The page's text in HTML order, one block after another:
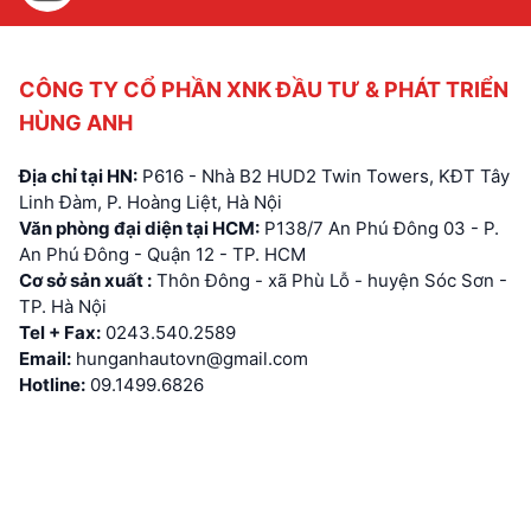
CÔNG TY CỔ PHẦN XNK ĐẦU TƯ & PHÁT TRIỂN
HÙNG ANH
Địa chỉ tại HN: P616 - Nhà B2 HUD2 Twin Towers, KĐT Tây
Linh Đàm, P. Hoàng Liệt, Hà Nội
Văn phòng đại diện tại HCM: P138/7 An Phú Đông 03 - P.
An Phú Đông - Quận 12 - TP. HCM
Cơ sở sản xuất : Thôn Đông - xã Phù Lỗ - huyện Sóc Sơn -
TP. Hà Nội
Tel + Fax: 0243.540.2589
Email: hunganhautovn@gmail.com
Hotline: 09.1499.6826